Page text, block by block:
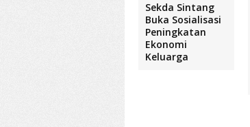
Sekda Sintang
Buka Sosialisasi
Peningkatan
Ekonomi
Keluarga